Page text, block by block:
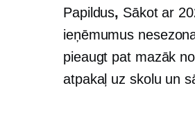
Papildus, Sākot ar
ieņēmumus
pieaugt pat mazāk
atpakaļ uz skolu un